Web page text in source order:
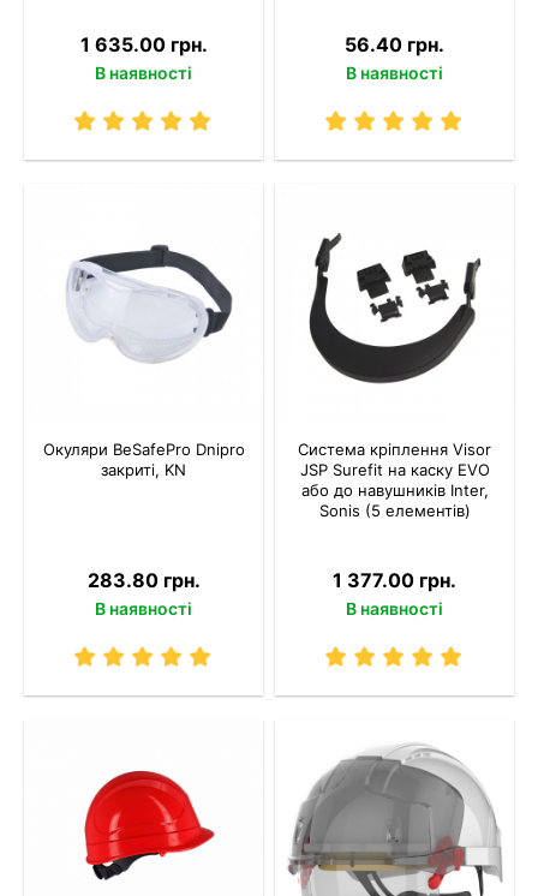
1 635.00 грн.
В наявності
56.40 грн.
В наявності
Окуляри BeSafePro Dnipro
закриті, KN
283.80 грн.
В наявності
Система кріплення Visor
JSP Surefit на каску EVO
або до навушників Inter,
Sonis (5 елементів)
1 377.00 грн.
В наявності